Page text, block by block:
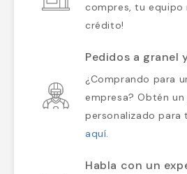
compres, tu equipo
crédito!
Pedidos a granel
¿Comprando para
empresa? Obtén
personalizado para
aquí.
Habla con un